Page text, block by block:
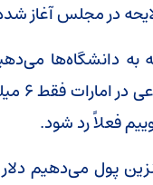
در مجلس آغاز
فعلاً رد شود.
پول می‌دهیم